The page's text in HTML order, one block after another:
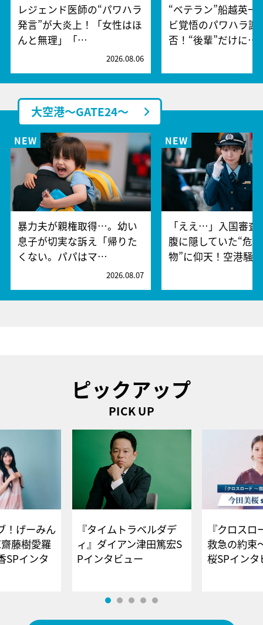
レジェンド医師の“パワハラ
発言”が大炎上！「女性はほ
んと無理」「…
2026.08.06
“ベテラン”船越英一
ビ覚悟のパワハラ謝
否！“後輩”だけに…
大空港～GATE24～
暴力夫が親権取得…。幼い
息子が切実な訴え「帰りた
くない。パパはマ…
2026.08.07
「ええ…」入国審査
腹に隠していた“危
物”に仰天！空港騒
ピックアップ
PICK UP
！げーみん
藤樹愛羅
SPインタ
『タイムトラベルダデ
ィ』ダイアン津田篤宏S
Pインタビュー
『クロス
救急の約束
桜SPイ